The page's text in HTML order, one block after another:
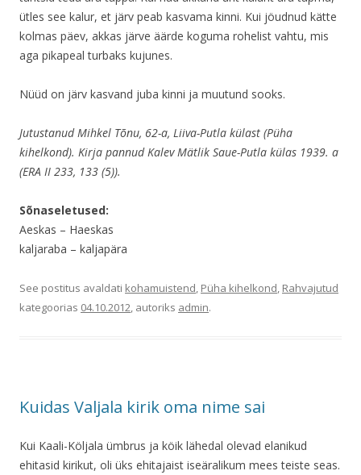
ütles see kalur, et järv peab kasvama kinni. Kui jöudnud kätte
kolmas päev, akkas järve äärde koguma rohelist vahtu, mis
aga pikapeal turbaks kujunes.
Nüüd on järv kasvand juba kinni ja muutund sooks.
Jutustanud Mihkel Tõnu, 62-a, Liiva-Putla külast (Püha
kihelkond). Kirja pannud Kalev Mätlik Saue-Putla külas 1939. a
(ERA II 233, 133 (5)).
Sõnaseletused:
Aeskas – Haeskas
kaljaraba – kaljapära
See postitus avaldati kohamuistend, Püha kihelkond, Rahvajutud
kategoorias 04.10.2012, autoriks admin.
Kuidas Valjala kirik oma nime sai
Kui Kaali-Köljala ümbrus ja köik lähedal olevad elanikud
ehitasid kirikut, oli üks ehitajaist iseäralikum mees teiste seas.